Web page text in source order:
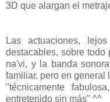
3D que alargan el
Las actuaciones,
destacables, sobre
na'vi, y la banda
familiar, pero en general
"técnicamente
entretenido sin más" ^^